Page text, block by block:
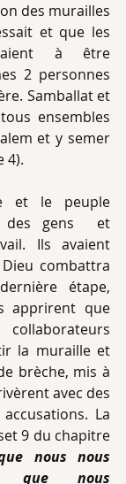
des murailles
et que les
à être
2 personnes
Samballat et
ensembles
et y semer
4).
et le peuple
des gens  et
Ils avaient
Dieu combattra
étape,
apprirent que
la muraille et
brèche, mis à
avec des
La
9 du chapitre
nous nous
que nous